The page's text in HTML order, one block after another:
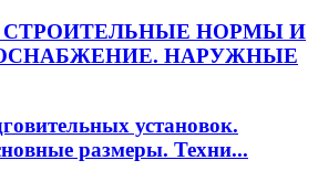
СТРОИТЕЛЬНЫЕ НОРМЫ И
НАРУЖНЫЕ
установок.
размеры. Техни...